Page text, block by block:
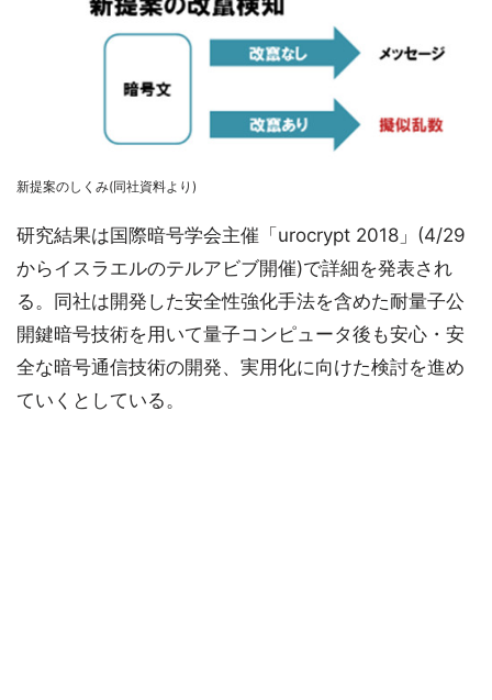
新提案のしくみ(同社資料より)
研究結果は国際暗号学会主催「urocrypt 2018」(4/29
からイスラエルのテルアビブ開催)で詳細を発表され
る。同社は開発した安全性強化手法を含めた耐量子公
開鍵暗号技術を用いて量子コンピュータ後も安心・安
全な暗号通信技術の開発、実用化に向けた検討を進め
ていくとしている。